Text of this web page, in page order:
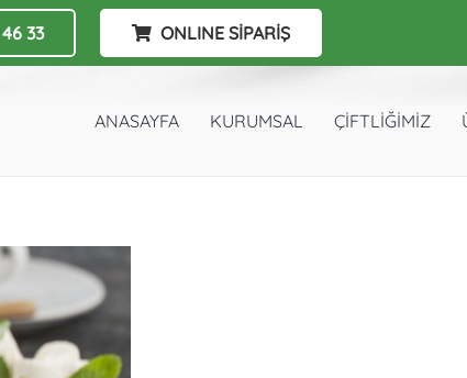
33 ONLINE SİPARİŞ
ANASAYFA KURUMSAL ÇİFTLİĞİMİZ